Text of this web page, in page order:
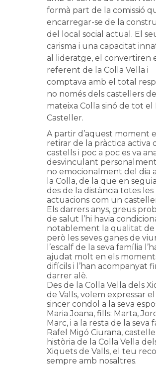
formà part de la comissió
encarregar-se de la
del local social actual. El
carisma i una capacitat
al lideratge, el convertiren
referent de la Colla Vella i
comptava amb el total
no només dels castellers
mateixa Colla sinó de tot el
Casteller.
A partir d’aquest moment
retirar de la pràctica activa
castells i poc a poc es va
desvinculant
no emocionalment del dia
la Colla, de la que en
des de la distància totes les
actuacions com un
Els darrers anys, greus
de salut l’hi havia
notablement la qualitat de
però les seves ganes de
l’escalf de la seva família
ajudat molt en els
difícils i l’han acompanyat
darrer alè.
Des de la Colla Vella dels
de Valls, volem expressar
sincer condol a la seva
Maria Joana, fills: Marta,
Marc, i a la resta de la seva
Rafel Migó Ciurana,
història de la Colla Vella
Xiquets de Valls, el teu
sempre amb nosaltres.